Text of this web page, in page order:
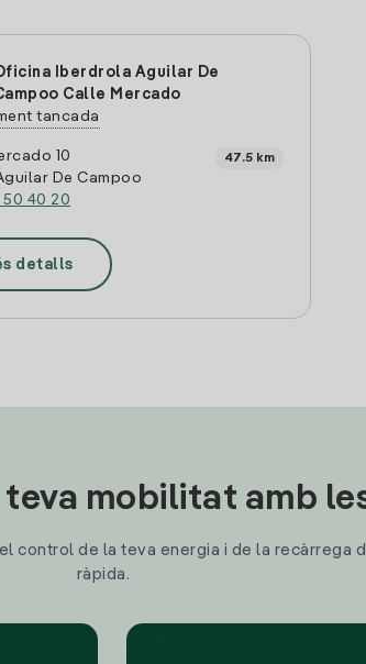
Iberdrola Aguilar De
Calle Mercado
tancada
10
De Campoo
40 20
47.5 km
detalls
teva mobilitat amb
control de la teva energia i de la recàrrega
ràpida.